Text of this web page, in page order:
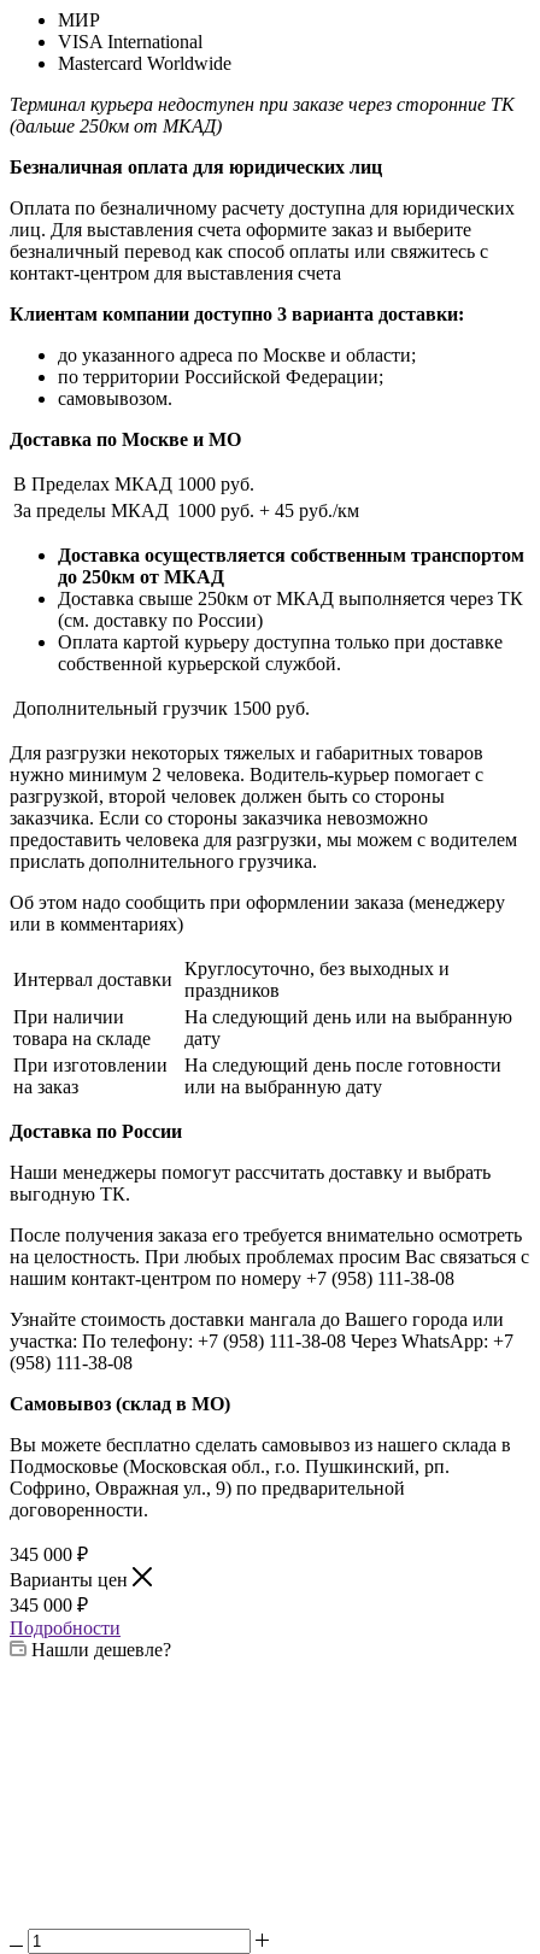
МИР
VISA International
Mastercard Worldwide
Терминал курьера недоступен при заказе через сторонние ТК
(дальше 250км от МКАД)
Безналичная оплата для юридических лиц
Оплата по безналичному расчету доступна для юридических
лиц. Для выставления счета оформите заказ и выберите
безналичный перевод как способ оплаты или свяжитесь с
контакт-центром для выставления счета
Клиентам компании доступно 3 варианта доставки:
до указанного адреса по Москве и области;
по территории Российской Федерации;
самовывозом.
Доставка по Москве и МО
В Пределах МКАД 1000 руб.
За пределы МКАД 1000 руб. + 45 руб./км
Доставка осуществляется собственным транспортом
до 250км от МКАД
Доставка свыше 250км от МКАД выполняется через ТК
(см. доставку по России)
Оплата картой курьеру доступна только при доставке
собственной курьерской службой.
Дополнительный грузчик 1500 руб.
Для разгрузки некоторых тяжелых и габаритных товаров
нужно минимум 2 человека. Водитель-курьер помогает с
разгрузкой, второй человек должен быть со стороны
заказчика. Если со стороны заказчика невозможно
предоставить человека для разгрузки, мы можем с водителем
прислать дополнительного грузчика.
Об этом надо сообщить при оформлении заказа (менеджеру
или в комментариях)
Интервал доставки
Круглосуточно, без выходных и
праздников
При наличии
товара на складе
На следующий день или на выбранную
дату
При изготовлении
на заказ
На следующий день после готовности
или на выбранную дату
Доставка по России
Наши менеджеры помогут рассчитать доставку и выбрать
выгодную ТК.
После получения заказа его требуется внимательно осмотреть
на целостность. При любых проблемах просим Вас связаться с
нашим контакт-центром по номеру +7 (958) 111-38-08
Узнайте стоимость доставки мангала до Вашего города или
участка: По телефону: +7 (958) 111-38-08 Через WhatsApp: +7
(958) 111-38-08
Самовывоз (склад в МО)
Вы можете бесплатно сделать самовывоз из нашего склада в
Подмосковье (Московская обл., г.о. Пушкинский, рп.
Софрино, Овражная ул., 9) по предварительной
договоренности.
345 000 ₽
Варианты цен
345 000 ₽
Подробности
Нашли дешевле?